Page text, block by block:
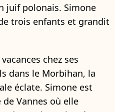
juif polonais. Simone
trois enfants et grandit
chez ses
dans le Morbihan, la
éclate. Simone est
de Vannes où elle